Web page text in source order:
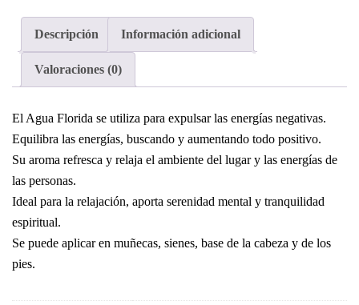
Descripción Información adicional
Valoraciones (0)
El Agua Florida se utiliza para expulsar las energías negativas.
Equilibra las energías, buscando y aumentando todo positivo.
Su aroma refresca y relaja el ambiente del lugar y las energías de
las personas.
Ideal para la relajación, aporta serenidad mental y tranquilidad
espiritual.
Se puede aplicar en muñecas, sienes, base de la cabeza y de los
pies.